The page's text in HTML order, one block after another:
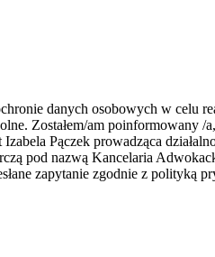
danych osobowych w celu
Zostałem/am poinformowany
Pączek prowadząca
pod nazwą Kancelaria
zapytanie zgodnie z polityką